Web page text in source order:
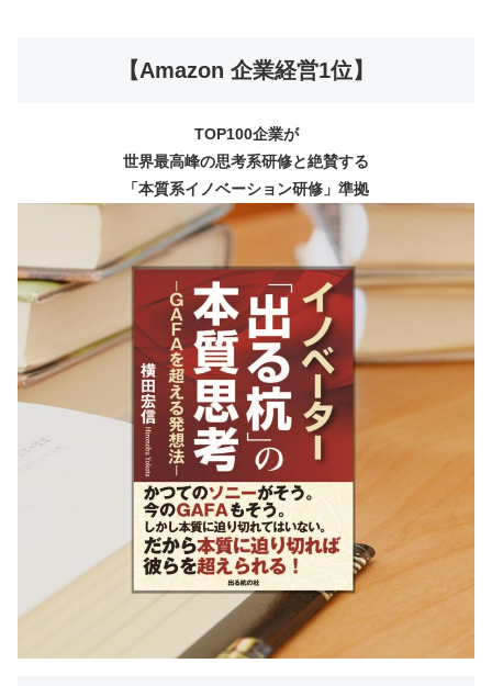
【Amazon 企業経営1位】
TOP100企業が
世界最高峰の思考系研修と絶賛する
「本質系イノベーション研修」準拠